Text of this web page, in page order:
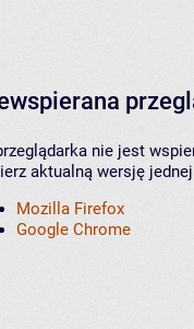
nie jest
aktualną wersję
Mozilla Firefox
Google Chrome